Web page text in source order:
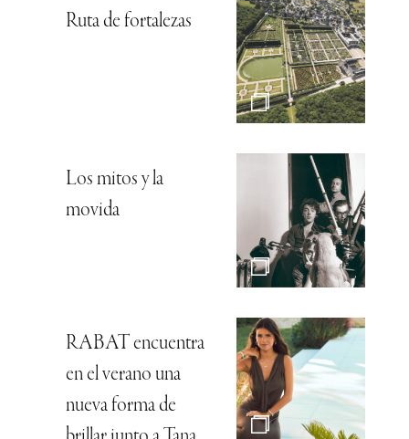
Ruta de fortalezas
Los mitos y la
movida
RABAT encuentra
en el verano una
nueva forma de